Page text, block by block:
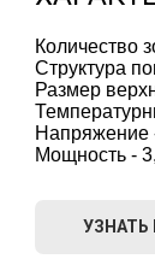
Количество
Структура
Размер
Напряжение
Мощность -
УЗНАТЬ